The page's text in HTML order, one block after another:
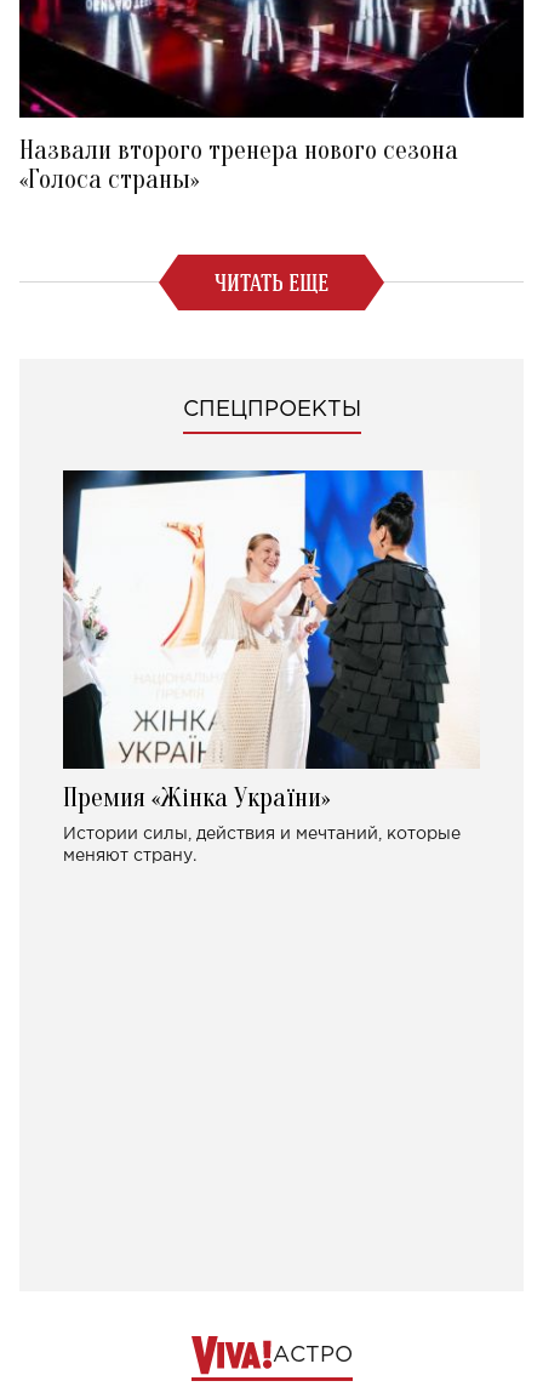
Назвали второго тренера нового сезона
«Голоса страны»
ЧИТАТЬ ЕЩЕ
СПЕЦПРОЕКТЫ
Премия «Жінка України»
Истории силы, действия и мечтаний, которые
меняют страну.
АСТРО